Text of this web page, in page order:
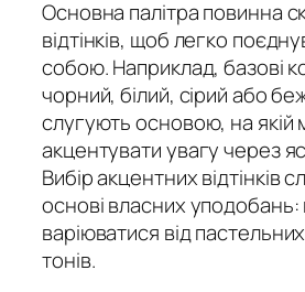
Основна палітра повинна
відтінків, щоб легко
собою. Наприклад, базові
чорний, білий, сірий або
слугують основою, на якій
акцентувати увагу через
Вибір акцентних відтінків
основі власних
варіюватися від
тонів.